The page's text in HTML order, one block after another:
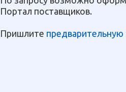
Портал поставщиков.
Пришлите предварительную